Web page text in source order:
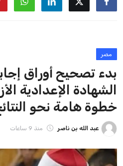
انضم إلى قائمة المشتركين لدينا لتحصل
والعروض الخاصة مباشرة في صندوق
جميع الحقوق محفوظة لموقعنا ملتزم
سياسة الخصوصية اتصل بنا من